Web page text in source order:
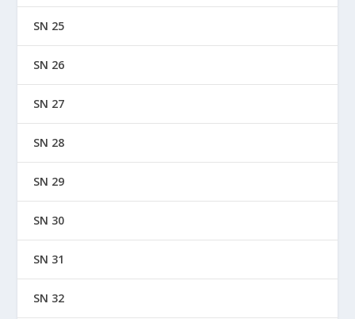
SN 25
SN 26
SN 27
SN 28
SN 29
SN 30
SN 31
SN 32